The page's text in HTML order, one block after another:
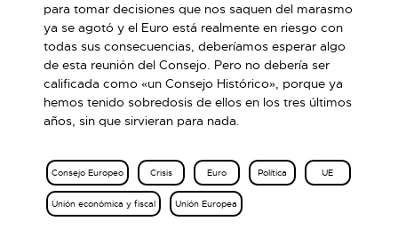
para tomar decisiones que nos saquen del marasmo
ya se agotó y el Euro está realmente en riesgo con
todas sus consecuencias, deberíamos esperar algo
de esta reunión del Consejo. Pero no debería ser
calificada como «un Consejo Histórico», porque ya
hemos tenido sobredosis de ellos en los tres últimos
años, sin que sirvieran para nada.
Consejo Europeo Crisis Euro Política UE
Unión económica y fiscal Unión Europea